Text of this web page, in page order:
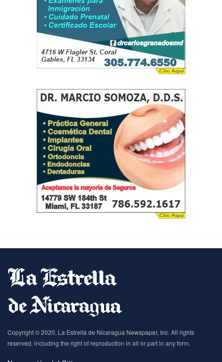
Copyright © 2020, La Estrella de Nicaragua Newspaper, Inc. All rights
reserved, including the right of reproduction in all or part in any form.